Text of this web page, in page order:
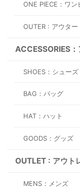
ONE PIECE：ワン
OUTER : アウター
ACCESSORIES
SHOES：シューズ
BAG：バッグ
HAT：ハット
GOODS：グッズ
OUTLET : アウト
MENS：メンズ